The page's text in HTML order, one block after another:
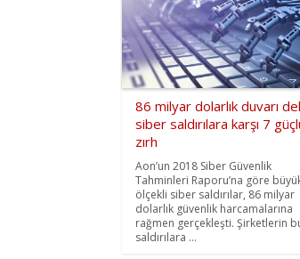
86 milyar dolarlık duvarı
siber saldırılara karşı 7
zırh
Aon’un 2018 Siber Güvenlik
Tahminleri Raporu’na göre
ölçekli siber saldırılar, 86 milyar
dolarlık güvenlik harcamalarına
rağmen gerçekleşti. Şirketlerin
saldırılara ...